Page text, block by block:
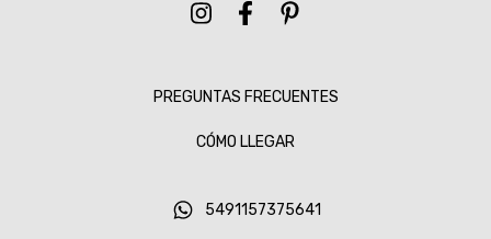
PREGUNTAS FRECUENTES
CÓMO LLEGAR
5491157375641